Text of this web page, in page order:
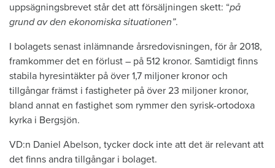
uppsägningsbrevet står det att försäljningen skett: “på
grund av den ekonomiska situationen”.
I bolagets senast inlämnande årsredovisningen, för år 2018,
framkommer det en förlust – på 512 kronor. Samtidigt finns
stabila hyresintäkter på över 1,7 miljoner kronor och
tillgångar främst i fastigheter på över 23 miljoner kronor,
bland annat en fastighet som rymmer den syrisk-ortodoxa
kyrka i Bergsjön.
VD:n Daniel Abelson, tycker dock inte att det är relevant att
det finns andra tillgångar i bolaget.